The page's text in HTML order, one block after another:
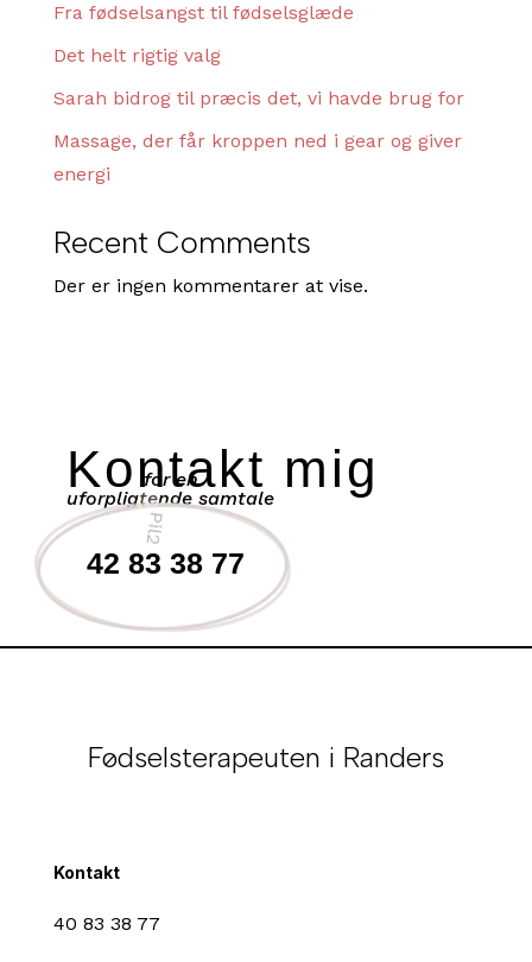
Fra fødselsangst til fødselsglæde
Det helt rigtig valg
Sarah bidrog til præcis det, vi havde brug for
Massage, der får kroppen ned i gear og giver
energi
Recent Comments
Der er ingen kommentarer at vise.
Kontakt mig
for en
uforpligtende samtale
42 83 38 77
Fødselsterapeuten i Randers
Kontakt
40 83 38 77